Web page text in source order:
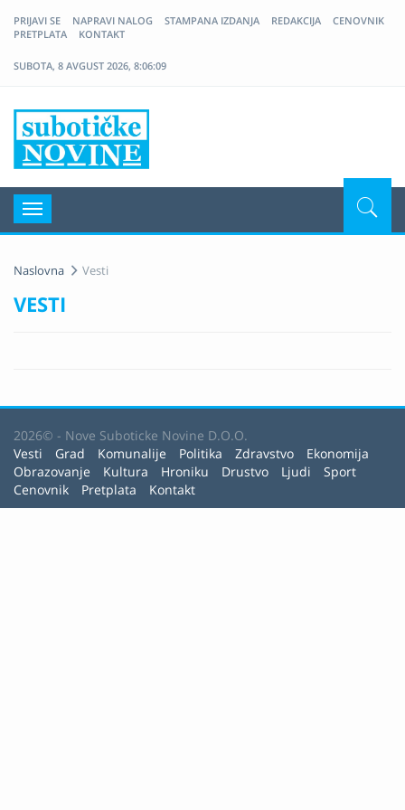
PRIJAVI SE NAPRAVI NALOG STAMPANA IZDANJA REDAKCIJA
CENOVNIK
PRETPLATA
KONTAKT
SUBOTA, 8 AVGUST 2026, 8:06:09
Navigacija
Naslovna Vesti
VESTI
2026© - Nove Suboticke Novine D.O.O.
Vesti
Grad Komunalije Politika Zdravstvo
Ekonomija
Obrazovanje
Kultura Hroniku Drustvo Ljudi
Sport
Cenovnik
Pretplata Kontakt